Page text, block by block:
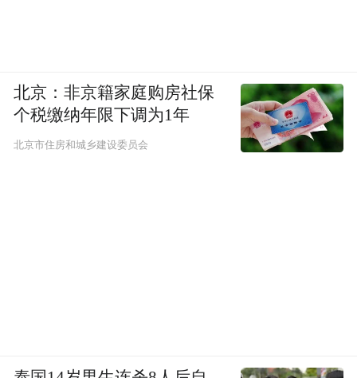
北京：非京籍家庭购房社保
个税缴纳年限下调为1年
北京市住房和城乡建设委员会